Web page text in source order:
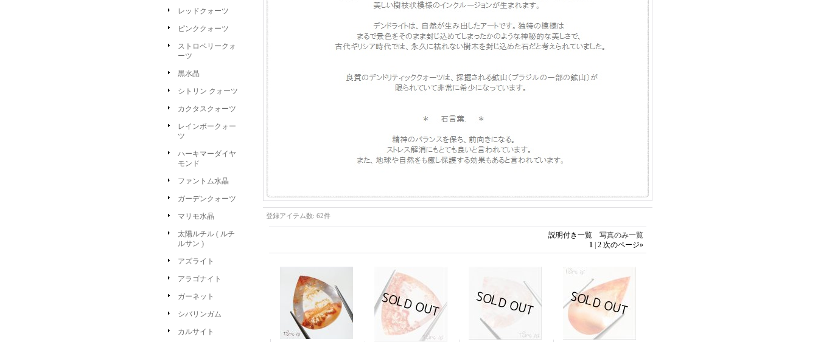
レッドクォーツ
ピンククォーツ
ストロベリークォ
ーツ
黒水晶
シトリン クォーツ
カクタスクォーツ
レインボークォー
ツ
ハーキマーダイヤ
モンド
ファントム水晶
ガーデンクォーツ
マリモ水晶
太陽ルチル ( ルチ
ルサン )
アズライト
アラゴナイト
ガーネット
シバリンガム
カルサイト
登録アイテム数: 62件
説明付き一覧 写真のみ一覧
1 2 次のページ»